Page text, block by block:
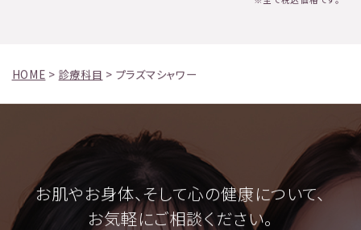
HOME > 診療科目 > プラズマシャワー
お肌やお身体、そして心の健康について、
お気軽にご相談ください。